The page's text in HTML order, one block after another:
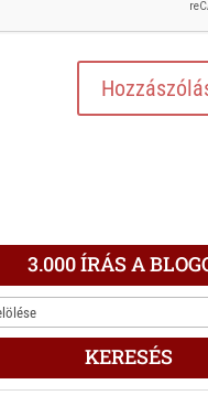
3.000 ÍRÁS A
KERESÉS